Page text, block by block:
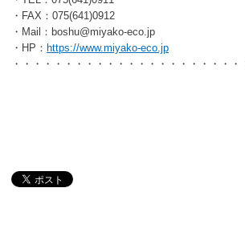
・FAX：075(641)0912
・Mail：boshu@miyako-eco.jp
・HP： https://www.miyako-eco.jp
・・・・・・・・・・・・・・・・・・・・・